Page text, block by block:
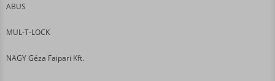
ABUS
MUL-T-LOCK
NAGY Géza Faipari Kft.